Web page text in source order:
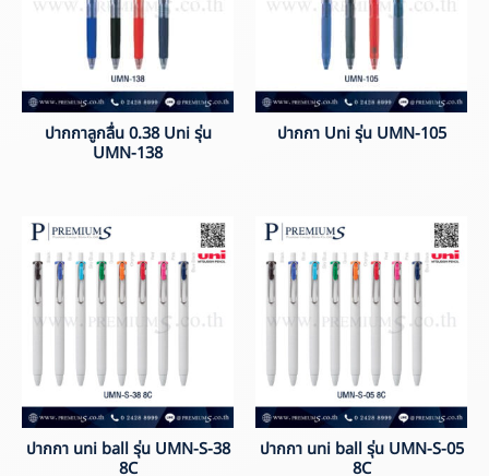
ปากกาลูกลื่น 0.38 Uni รุ่น
UMN-138
ปากกา Uni รุ่น UMN-105
ปากกา uni ball รุ่น UMN-S-38
8C
ปากกา uni ball รุ่น UMN-S-05
8C